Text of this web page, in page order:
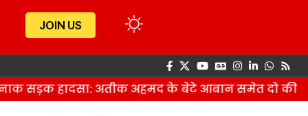
JOIN US
सड़क हादसा: अतीक अहमद के बेटे आबान समेत दो की मौत,